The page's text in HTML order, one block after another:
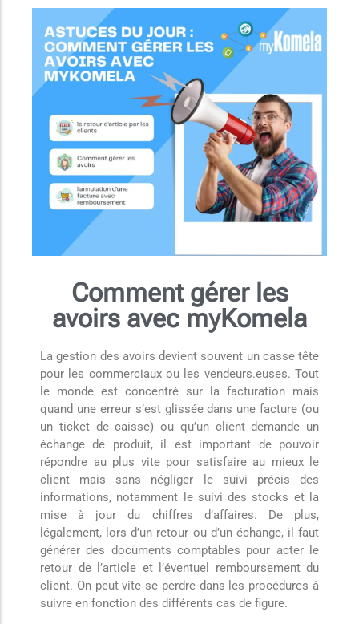
Comment gérer les
avoirs avec myKomela
La gestion des avoirs devient souvent un casse tête
pour les commerciaux ou les vendeurs.euses. Tout
le monde est concentré sur la facturation mais
quand une erreur s’est glissée dans une facture (ou
un ticket de caisse) ou qu’un client demande un
échange de produit, il est important de pouvoir
répondre au plus vite pour satisfaire au mieux le
client mais sans négliger le suivi précis des
informations, notamment le suivi des stocks et la
mise à jour du chiffres d’affaires. De plus,
légalement, lors d’un retour ou d’un échange, il faut
générer des documents comptables pour acter le
retour de l’article et l’éventuel remboursement du
client. On peut vite se perdre dans les procédures à
suivre en fonction des différents cas de figure.